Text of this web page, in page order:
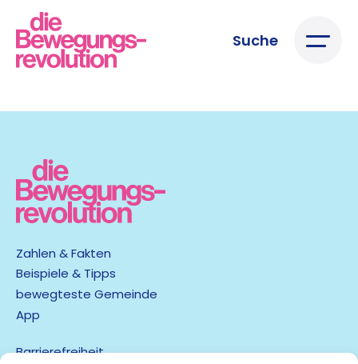
Suche
Zahlen & Fakten
Beispiele & Tipps
bewegteste Gemeinde
App
Barrierefreiheit